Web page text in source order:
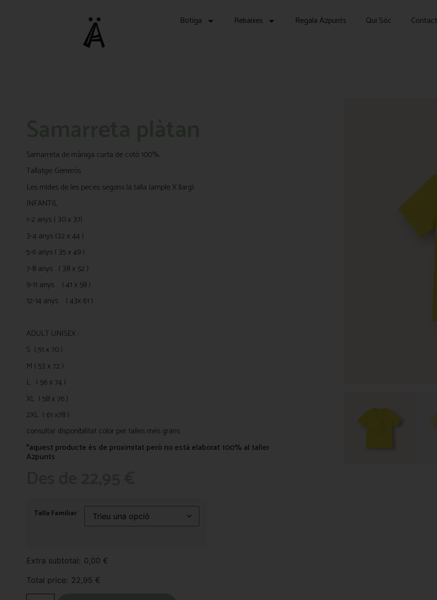
Botiga Rebaixes Regala Ä2punts Qui Sóc
Samarreta de màniga curta de cotó 100%.
Tallatge: Generós
Les mides de les peces segons la talla (ample X llarg):
INFANTIL
1-2 anys ( 30 x 37)
3-4 anys (32 x 44 )
5-6 anys ( 35 x 49 )
7-8 anys ( 38 x 52 )
9-11 anys ( 41 x 58 )
12-14 anys ( 43x 61 )
ADULT UNISEX :
S ( 51 x 70 )
M ( 53 x 72 )
L ( 56 x 74 )
XL ( 58 x 76 )
2XL ( 61 x78 )
consultar disponibilitat color per talles més grans
*aquest producte és de proximitat però no està elaborat 100% al taller
A2punts
Talla Familiar
Extra subtotal: 0,00 €
Total price: 22,95 €